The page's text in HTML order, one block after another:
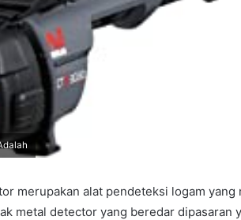
merupakan alat pendeteksi logam
metal detector yang beredar dipasaran